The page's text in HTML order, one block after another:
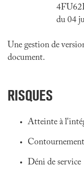
du 04
Une gestion de
document.
RISQUES
Atteinte à
Déni de service